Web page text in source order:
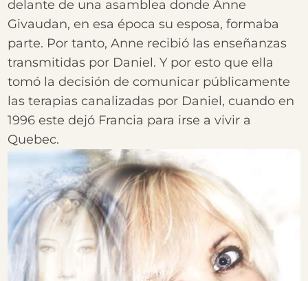
delante de una asamblea donde Anne
Givaudan, en esa época su esposa, formaba
parte. Por tanto, Anne recibió las enseñanzas
transmitidas por Daniel. Y por esto que ella
tomó la decisión de comunicar públicamente
las terapias canalizadas por Daniel, cuando en
1996 este dejó Francia para irse a vivir a
Quebec.